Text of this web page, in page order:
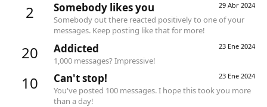
2 29 Abr 2024
Somebody likes you
Somebody out there reacted positively to one of your
messages. Keep posting like that for more!
20 23 Ene 2024
Addicted
1,000 messages? Impressive!
10 23 Ene 2024
Can't stop!
You've posted 100 messages. I hope this took you more
than a day!